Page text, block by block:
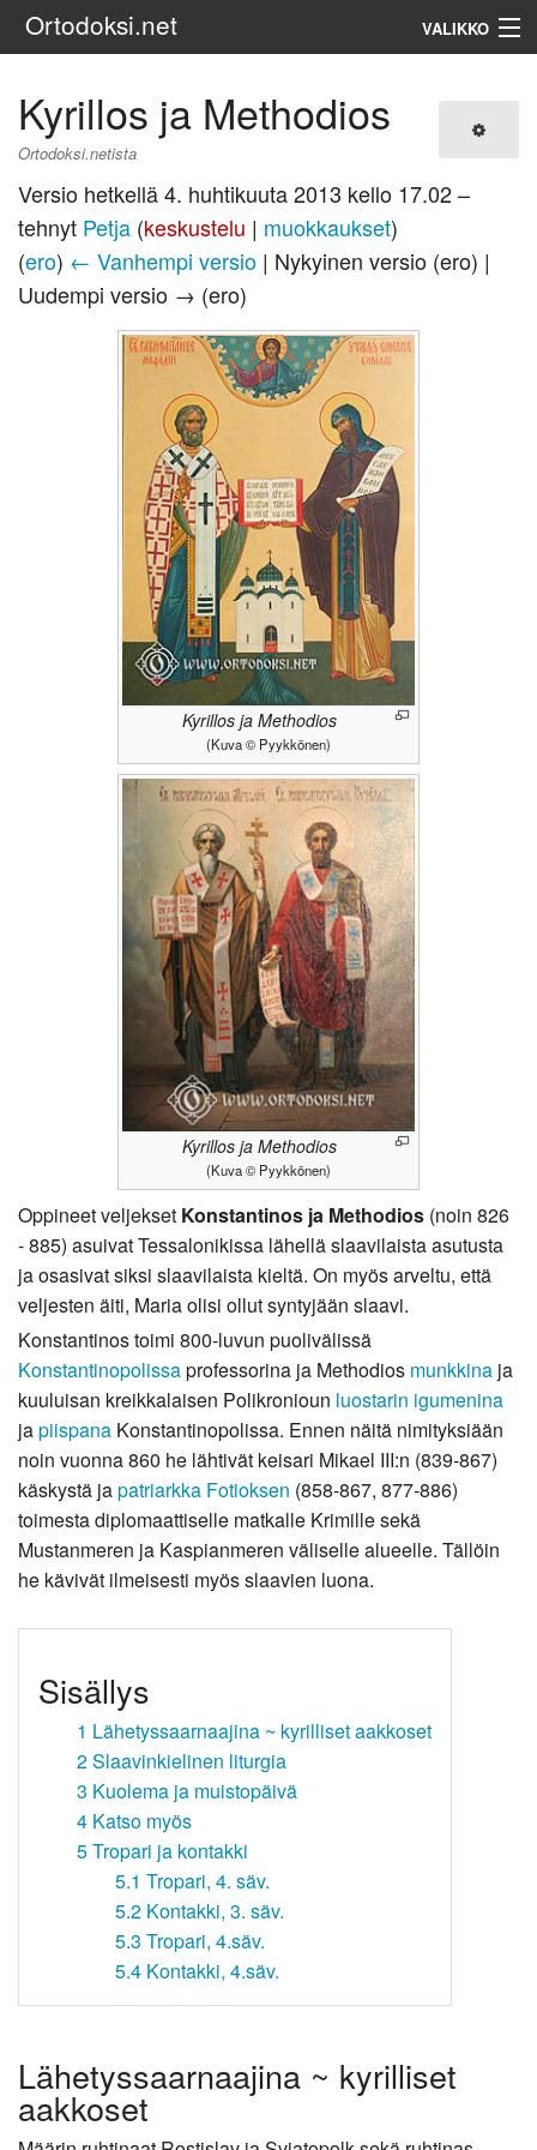
Ortodoksi.net VALIKKO
Kyrillos ja Methodios
Ortodoksi.netista
Versio hetkellä 4. huhtikuuta 2013 kello 17.02 –
tehnyt Petja (keskustelu | muokkaukset)
(ero) ← Vanhempi versio | Nykyinen versio (ero) |
Uudempi versio → (ero)
Kyrillos ja Methodios
(Kuva © Pyykkönen)
Kyrillos ja Methodios
(Kuva © Pyykkönen)
Oppineet veljekset Konstantinos ja Methodios (noin 826
- 885) asuivat Tessalonikissa lähellä slaavilaista asutusta
ja osasivat siksi slaavilaista kieltä. On myös arveltu, että
veljesten äiti, Maria olisi ollut syntyjään slaavi.
Konstantinos toimi 800-luvun puolivälissä
Konstantinopolissaprofessorina ja Methodios munkkina ja
kuuluisan kreikkalaisen Polikronioun luostarin igumenina
japiispana Konstantinopolissa. Ennen näitä nimityksiään
noin vuonna 860 he lähtivät keisari Mikael III:n (839-867)
käskystä japatriarkka Fotioksen (858-867, 877-886)
toimesta diplomaattiselle matkalle Krimille sekä
Mustanmeren ja Kaspianmeren väliselle alueelle. Tällöin
he kävivät ilmeisesti myös slaavien luona.
Sisällys
1 Lähetyssaarnaajina ~ kyrilliset aakkoset
2Slaavinkielinen liturgia
3 Kuolema ja muistopäivä
4 Katso myös
5Tropari ja kontakki
5.1 Tropari, 4. säv.
5.2 Kontakki, 3. säv.
5.3 Tropari, 4.säv.
5.4 Kontakki, 4.säv.
Lähetyssaarnaajina ~ kyrilliset
aakkoset